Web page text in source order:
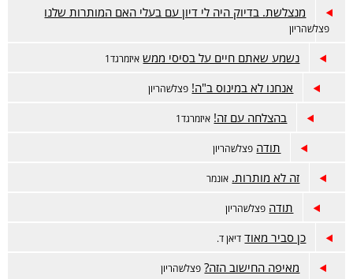
מנצלשת. בדיוק היה לי דיון עם בעלי האם המותרות שלנו
פצלשהריון
נשמע שאתם חיים על בסיסי ממש איזמרגד1
אנחנו לא במינוס ב"ה! פצלשהריון
בהצלחה עם זה! איזמרגד1
תודה פצלשהריון
זה לא מותרות. אונמר
תודה פצלשהריון
כן סביר מאוד דיאן ד.
מאיפה החישוב הזה? פצלשהריון